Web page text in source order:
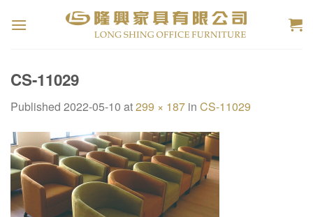
CS-11029
Published 2022-05-10 at299 × 187 in CS-11029